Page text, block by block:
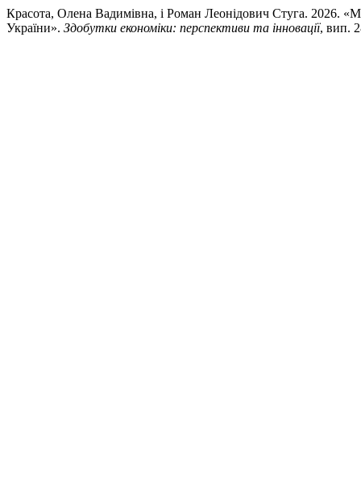
Красота, Олена Вадимівна, і Роман Леонідович Стуга. 2026.
України». Здобутки економіки: перспективи та інновації, вип.